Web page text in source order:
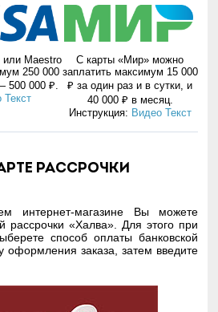
или Maestro
250 000
500 000 ₽.
Текст
С карты «Мир» можно
заплатить максимум 15 000
₽ за один раз и в сутки, и
40 000 ₽ в месяц.
Инструкция: Видео Текст
рассрочки
интернет-магазине Вы можете
рассрочки «Халва». Для этого при
способ оплаты банковской
оформления заказа, затем введите